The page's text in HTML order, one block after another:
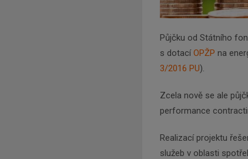
Půjčku od Státního
s dotacíOPŽP na
3/2016 PU).
Zcela nově se ale
performance
Realizací projektu
služeb v oblasti